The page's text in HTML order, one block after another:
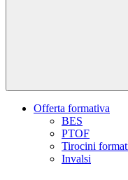
Offerta formativa
BES
PTOF
Tirocini
Invalsi